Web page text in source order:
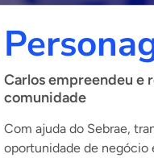
Carlos empreendeu e
comunidade
Com ajuda do Sebrae,
oportunidade de negócio